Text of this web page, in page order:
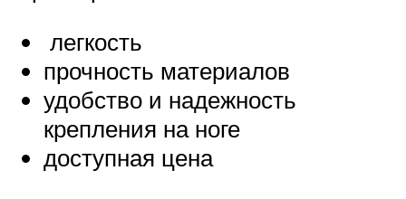
легкость
прочность материалов
удобство и надежность
крепления на ноге
доступная цена